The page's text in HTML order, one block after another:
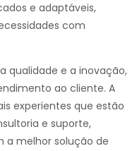
e adaptáveis,
com
qualidade e a inovação,
ao cliente. A
experientes que estão
e suporte,
a melhor solução de